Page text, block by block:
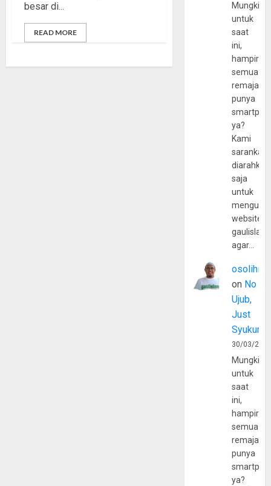
besar di...
READ MORE
Mungkin
untuk
saat
ini,
hampir
semua
remaja
punya
ya?
Kami
sarankan,
diarahkan
saja
untuk
website
agar…
osolihin
on No
Ujub,
Just
Syukur
30/03/
Mungkin
untuk
saat
ini,
hampir
semua
remaja
punya
ya?